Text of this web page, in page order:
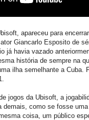
apareceu para
Giancarlo Esposito de
já havia vazado
história de sempre na
ilha semelhante a Cuba.
jogos da Ubisoft, a
demais, como se fosse
coisa, um público